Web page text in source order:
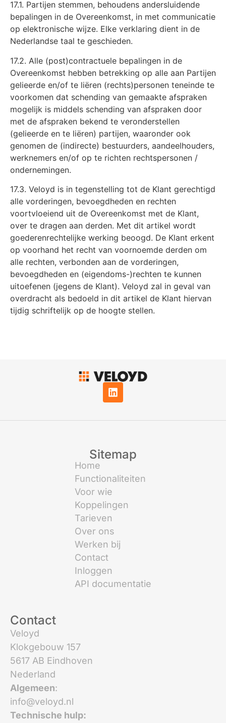
17.1. Partijen stemmen, behoudens andersluidende
bepalingen in de Overeenkomst, in met communicatie
op elektronische wijze. Elke verklaring dient in de
Nederlandse taal te geschieden.
17.2. Alle (post)contractuele bepalingen in de
Overeenkomst hebben betrekking op alle aan Partijen
gelieerde en/of te liëren (rechts)personen teneinde te
voorkomen dat schending van gemaakte afspraken
mogelijk is middels schending van afspraken door
met de afspraken bekend te veronderstellen
(gelieerde en te liëren) partijen, waaronder ook
genomen de (indirecte) bestuurders, aandeelhouders,
werknemers en/of op te richten rechtspersonen /
ondernemingen.
17.3. Veloyd is in tegenstelling tot de Klant gerechtigd
alle vorderingen, bevoegdheden en rechten
voortvloeiend uit de Overeenkomst met de Klant,
over te dragen aan derden. Met dit artikel wordt
goederenrechtelijke werking beoogd. De Klant erkent
op voorhand het recht van voornoemde derden om
alle rechten, verbonden aan de vorderingen,
bevoegdheden en (eigendoms-)rechten te kunnen
uitoefenen (jegens de Klant). Veloyd zal in geval van
overdracht als bedoeld in dit artikel de Klant hiervan
tijdig schriftelijk op de hoogte stellen.
Sitemap
Home
Functionaliteiten
Voor wie
Koppelingen
Tarieven
Over ons
Werken bij
Contact
Inloggen
API documentatie
Contact
Veloyd
Klokgebouw 157
5617 AB Eindhoven
Nederland
Algemeen:
info@veloyd.nl
Technische hulp: